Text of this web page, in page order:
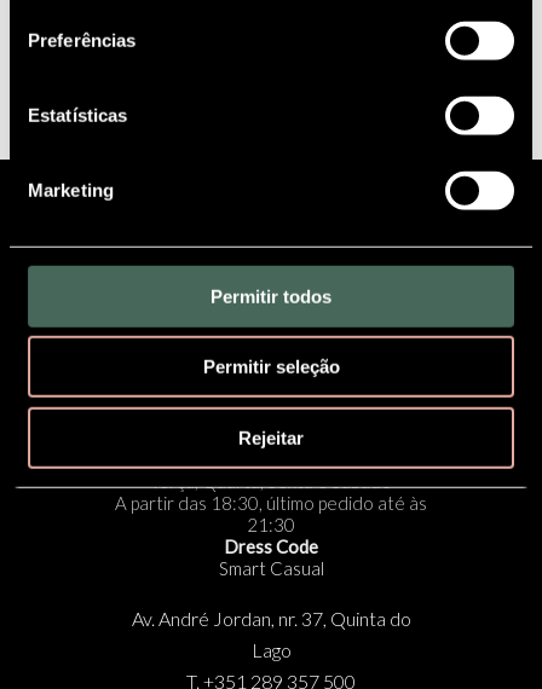
Preferências
Estatísticas
Marketing
Permitir todos
Permitir seleção
Rejeitar
Política de Privacidade |Definições de Privacidade
RESERVE JÁ
Terça, Quarta, Sexta e Sábado
A partir das 18:30, último pedido até às
21:30
Dress Code
Smart Casual
Av. André Jordan, nr. 37, Quinta do
Lago
T. +351 289 357 500